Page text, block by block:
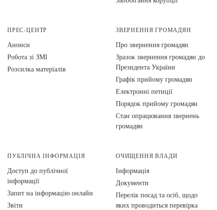
ПРЕС-ЦЕНТР
Анонси
Робота зі ЗМІ
Розсилка матеріалів
ЗВЕРНЕННЯ ГРОМАДЯН
Про звернення громадян
Зразок звернення громадян до
Президента України
Графік прийому громадян
Електронні петиції
Порядок прийому громадян
Стан опрацювання звернень
громадян
ПУБЛІЧНА ІНФОРМАЦІЯ
Доступ до публічної
інформації
Запит на інформацію онлайн
Звіти
ОЧИЩЕННЯ ВЛАДИ
Інформація
Документи
Перелік посад та осіб, щодо
яких проводиться перевірка